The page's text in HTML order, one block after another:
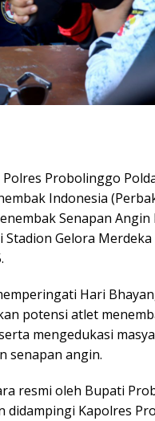
Probolinggo
Indonesia
Senapan Angin
Stadion Gelora
Hari
potensi atlet
mengedukasi
senapan angin.
resmi oleh Bupati
didampingi Kapolres